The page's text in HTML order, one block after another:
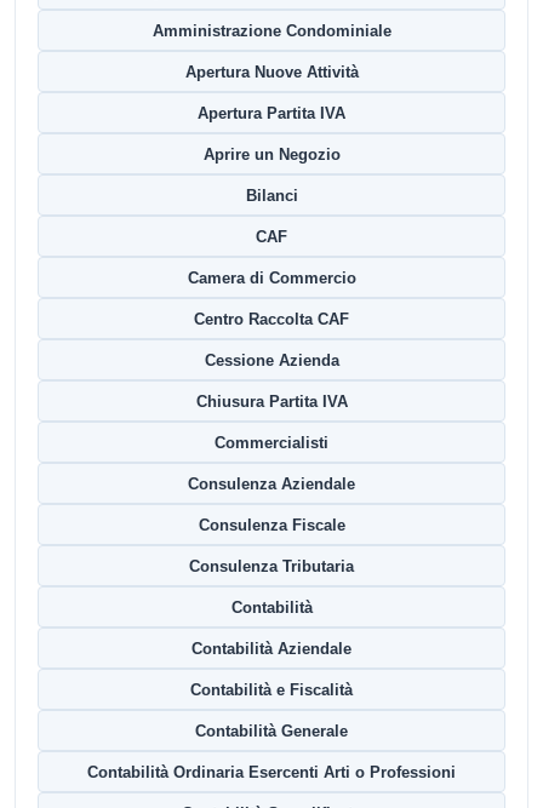
Amministrazione Condominiale
Apertura Nuove Attività
Apertura Partita IVA
Aprire un Negozio
Bilanci
CAF
Camera di Commercio
Centro Raccolta CAF
Cessione Azienda
Chiusura Partita IVA
Commercialisti
Consulenza Aziendale
Consulenza Fiscale
Consulenza Tributaria
Contabilità
Contabilità Aziendale
Contabilità e Fiscalità
Contabilità Generale
Contabilità Ordinaria Esercenti Arti o Professioni